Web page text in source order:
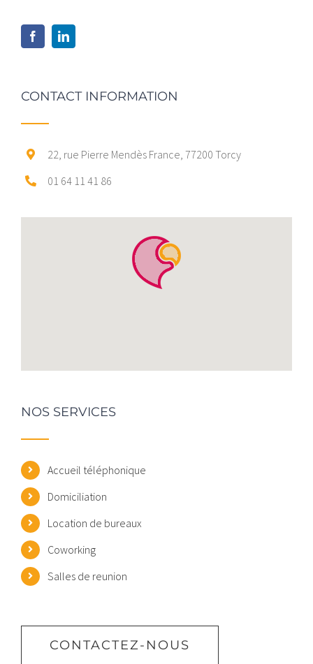
CONTACT INFORMATION
22, rue Pierre Mendès France, 77200 Torcy
01 64 11 41 86
NOS SERVICES
Accueil téléphonique
Domiciliation
Location de bureaux
Coworking
Salles de reunion
CONTACTEZ-NOUS